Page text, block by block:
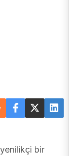
yenilikçi bir